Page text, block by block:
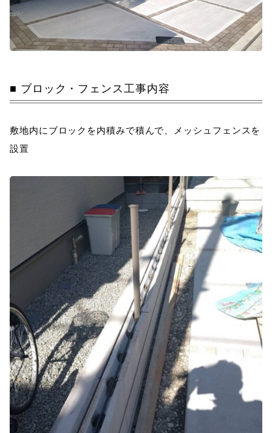
ブロック・フェンス工事内容
敷地内にブロックを内積みで積んで、メッシュフェンスを
設置